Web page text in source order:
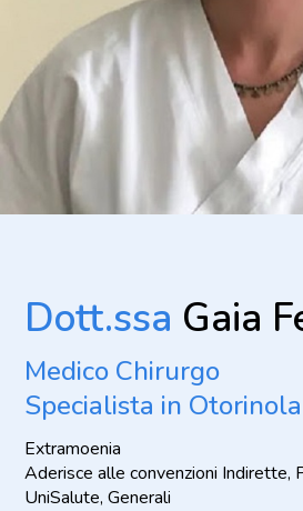
Dott.ssa Gaia
Medico Chirurgo
Specialista in
Extramoenia
Aderisce alle convenzioni Indirette,
UniSalute, Generali